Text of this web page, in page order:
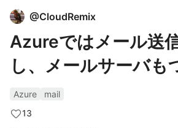
@CloudRemix
Azureではメール送
し、メールサーバも
Azure
mail
13